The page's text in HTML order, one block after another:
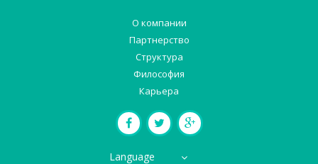
О компании
Партнерство
Структура
Философия
Карьера
Language